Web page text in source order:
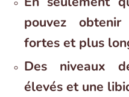
pouvez
fortes et plus
Des niveaux
élevés et une